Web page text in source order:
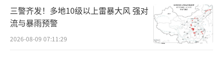
三警齐发！多地10级以上雷暴大风 强对
流与暴雨预警
2026-08-09 07:11:29